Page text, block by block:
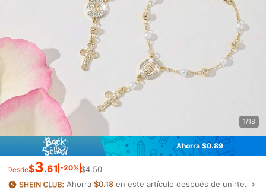
1/18
Ahorra $0.89
Desde$3.61 -20% $4.50
Ahorra$0.18 en este artículo después de unirte.